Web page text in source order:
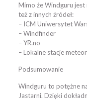
Mimo że Windguru
też z innych źródeł:
– ICM Uniwersytet
– Windfinder
– YR.no
– Lokalne stacje
Podsumowanie
Windguru to potężne
Jastarni. Dzięki